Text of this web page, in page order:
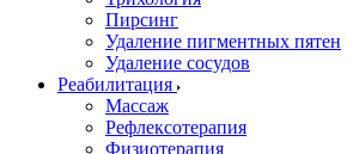
Пирсинг
Удаление пигментных пятен
Удаление сосудов
Реабилитация
Массаж
Рефлексотерапия
Физиотерапия